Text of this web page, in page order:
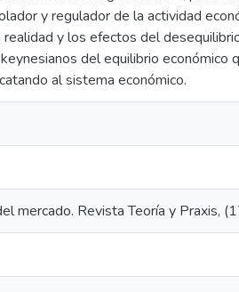
y regulador de la actividad
y los efectos del
del equilibrio económico
al sistema económico.
mercado. Revista Teoría y Praxis,